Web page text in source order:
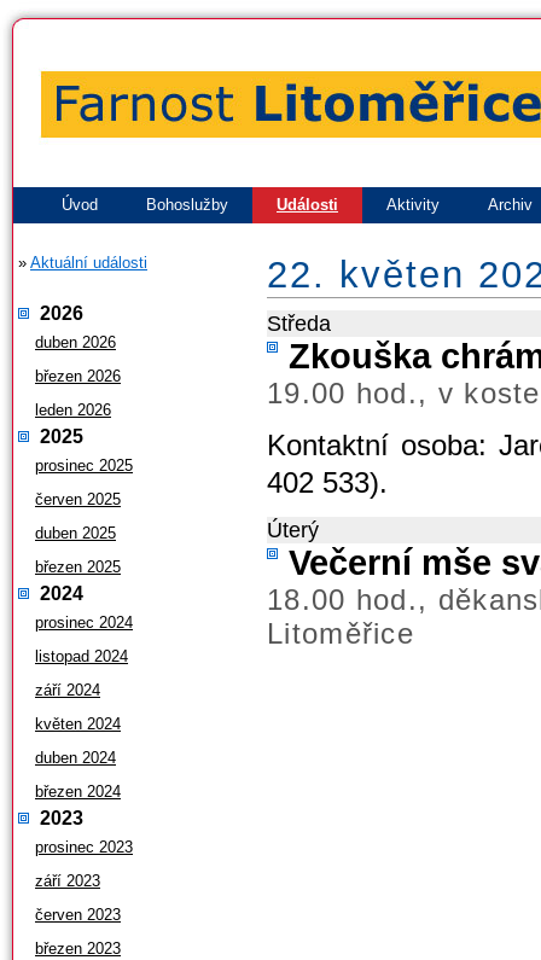
Úvod Bohoslužby Události Aktivity Archiv
» Aktuální události
2026
duben 2026
březen 2026
leden 2026
2025
prosinec 2025
červen 2025
duben 2025
březen 2025
2024
prosinec 2024
listopad 2024
září 2024
květen 2024
duben 2024
březen 2024
2023
prosinec 2023
září 2023
červen 2023
březen 2023
22. květen
Středa
Zkouška
19.00 hod., v
Kontaktní osoba:
402 533).
Úterý
Večerní mše
18.00 hod.,
Litoměřice